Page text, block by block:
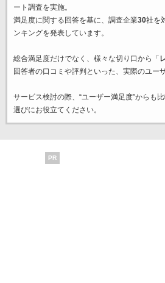
ート調査を実施。
満足度に関する回答を基に、調査企業30社を
ンキングを発表しています。
総合満足度だけでなく、様々な切り口から「
回答者の口コミや評判といった、実際のユー
サービス検討の際、“ユーザー満足度”からも
選びにお役立てください。
PR